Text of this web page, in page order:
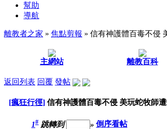
幫助
導航
離教者之家 » 焦點剪報 » 信有神護體百毒不侵
主網站 離教百科
返回列表 回覆 發帖
[瘋狂行徑] 信有神護體百毒不侵 美玩蛇牧師
1# 跳轉到 » 倒序看帖